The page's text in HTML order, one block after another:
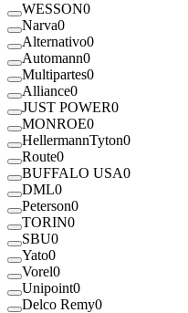
WESSON0
Narva0
Alternativo0
Automann0
Multipartes0
Alliance0
JUST POWER0
MONROE0
HellermannTyton0
Route0
BUFFALO USA0
DML0
Peterson0
TORIN0
SBU0
Yato0
Vorel0
Unipoint0
Delco Remy0